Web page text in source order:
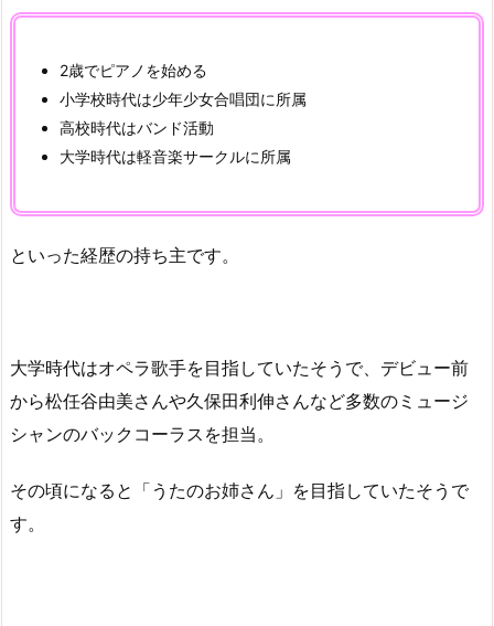
2歳でピアノを始める
小学校時代は少年少女合唱団に所属
高校時代はバンド活動
大学時代は軽音楽サークルに所属
といった経歴の持ち主です。
大学時代はオペラ歌手を目指していたそうで、デビュー前
から松任谷由美さんや久保田利伸さんなど多数のミュージ
シャンのバックコーラスを担当。
その頃になると「うたのお姉さん」を目指していたそうで
す。